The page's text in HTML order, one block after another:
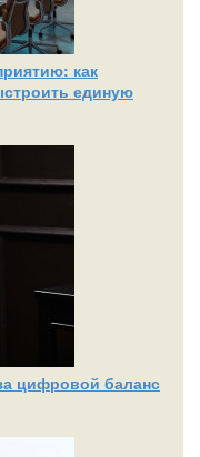
как
единую
цифровой баланс